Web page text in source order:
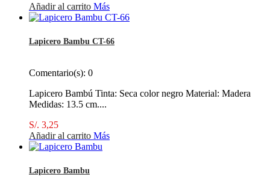
Añadir al carrito Más
Lapicero Bambu CT-66
Comentario(s): 0
Lapicero Bambú Tinta: Seca color negro Material: Madera
Medidas: 13.5 cm....
S/. 3,25
Añadir al carrito Más
Lapicero Bambu